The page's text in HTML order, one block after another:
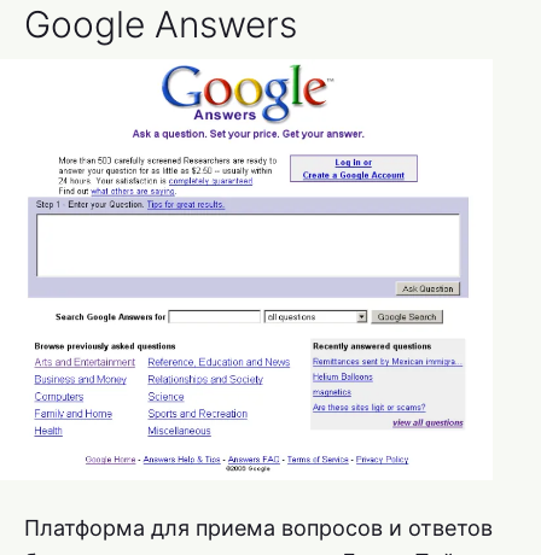
Google Answers
Платформа для приема вопросов и ответов